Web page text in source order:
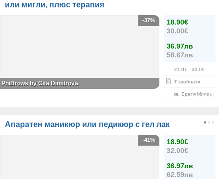
или мигли, плюс терапия
18.90€
30.00€
36.97лв
58.67лв
21.01 - 30.09
7 грабнати
кв. Братя
-37%
PhiBrows by Gita Dimitrova
Апаратен маникюр или педикюр с гел лак
18.90€
32.00€
36.97лв
62.59лв
-41%